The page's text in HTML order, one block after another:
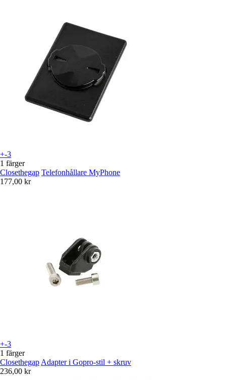
+-3
1 färger
Closethegap Telefonhållare MyPhone
177,00 kr
+-3
1 färger
Closethegap Adapter i Gopro-stil + skruv
236,00 kr